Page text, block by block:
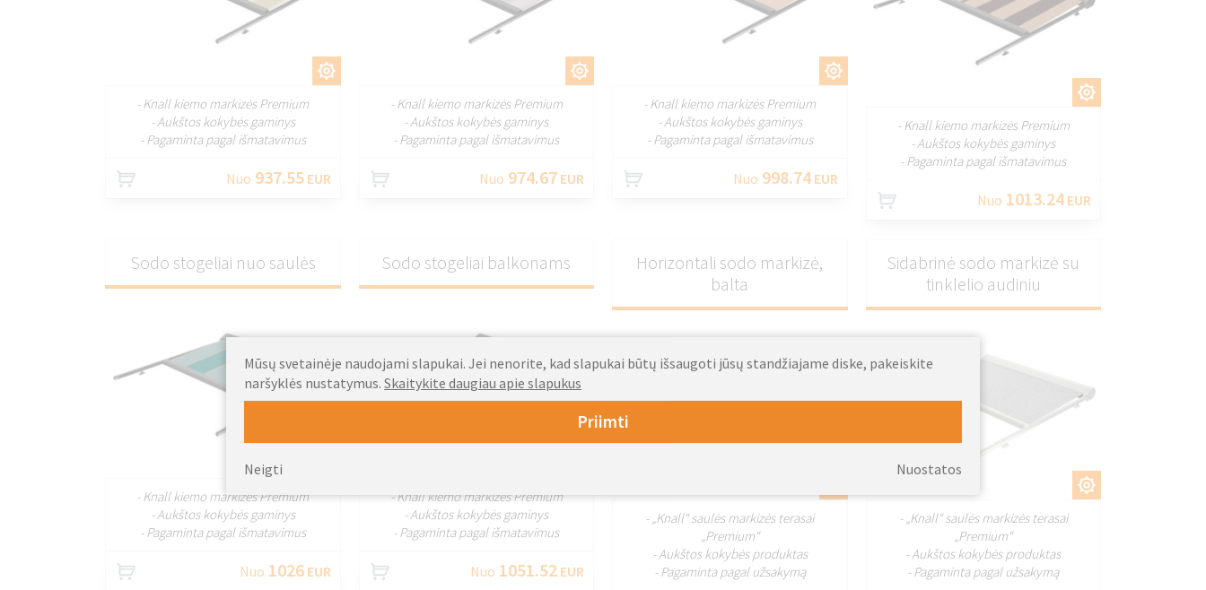
- Knall kiemo markizės Premium
- Aukštos kokybės gaminys
- Pagaminta pagal išmatavimus
Nuo 937.55EUR
- Knall kiemo markizės Premium
- Aukštos kokybės gaminys
- Pagaminta pagal išmatavimus
Nuo 974.67 EUR
- Knall kiemo markizės Premium
- Aukštos kokybės gaminys
- Pagaminta pagal išmatavimus
Nuo 998.74EUR
- Knall kiemo markizės Premium
- Aukštos kokybės gaminys
- Pagaminta pagal išmatavimus
Nuo 1013.24 EUR
PRITAIKYTI
Sodo stogeliai nuo saulės
- Knall kiemo markizės Premium
- Aukštos kokybės gaminys
- Pagaminta pagal išmatavimus
Nuo 1026EUR
Sodo stogeliai balkonams
- Knall kiemo markizės Premium
- Aukštos kokybės gaminys
- Pagaminta pagal išmatavimus
Nuo 1051.52 EUR
Horizontali sodo markizė,
balta
- „Knall“ saulės markizės terasai
„Premium“
- Aukštos kokybės produktas
- Pagaminta pagal užsakymą
Sidabrinė sodo markizė su
tinklelio audiniu
- „Knall“ saulės markizės terasai
„Premium“
- Aukštos kokybės produktas
- Pagaminta pagal užsakymą
Mūsų svetainėje naudojami slapukai. Jei nenorite, kad slapukai būtų išsaugoti jūsų standžiajame diske, pakeiskite
naršyklės nustatymus. Skaitykite daugiau apie slapukus
Priimti
Nuostatos
Neigti